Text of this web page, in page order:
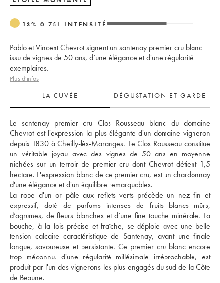
13% 0.75 L INTENSITÉ
Pablo et Vincent Chevrot signent un santenay premier cru blanc
issu de vignes de 50 ans, d’une élégance et d'une régularité
exemplaires.
Plus d'infos
LA CUVÉE
DÉGUSTATION ET GARDE
Le santenay premier cru Clos Rousseau blanc du domaine
Chevrot est l'expression la plus élégante d'un domaine vigneron
depuis 1830 à Cheilly-lès-Maranges. Le Clos Rousseau constitue
un véritable joyau avec des vignes de 50 ans en moyenne
nichées sur un terroir de premier cru dont Chevrot détient 1,5
hectare. L'expression blanc de ce premier cru, est un chardonnay
d'une élégance et d'un équilibre remarquables.
La robe d'un or pâle aux reflets verts précède un nez fin et
expressif, doté de parfums intenses de fruits blancs mûrs,
d’agrumes, de fleurs blanches et d’une fine touche minérale. La
bouche, à la fois précise et fraîche, se déploie avec une belle
tension calcaire caractéristique de Santenay, avant une finale
longue, savoureuse et persistante. Ce premier cru blanc encore
trop méconnu, d'une régularité millésimale irréprochable, est
produit par l'un des vignerons les plus engagés du sud de la Côte
de Beaune.